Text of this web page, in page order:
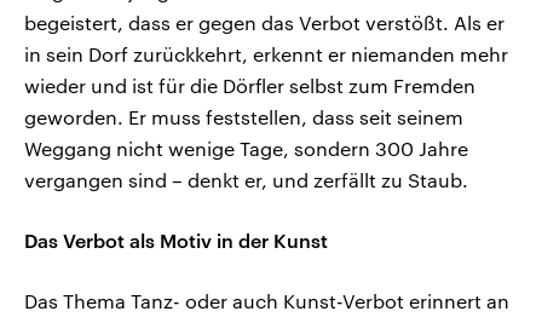
begeistert, dass er gegen das Verbot verstößt. Als er
in sein Dorf zurückkehrt, erkennt er niemanden mehr
wieder und ist für die Dörfler selbst zum Fremden
geworden. Er muss feststellen, dass seit seinem
Weggang nicht wenige Tage, sondern 300 Jahre
vergangen sind – denkt er, und zerfällt zu Staub.
Das Verbot als Motiv in der Kunst
Das Thema Tanz- oder auch Kunst-Verbot erinnert an